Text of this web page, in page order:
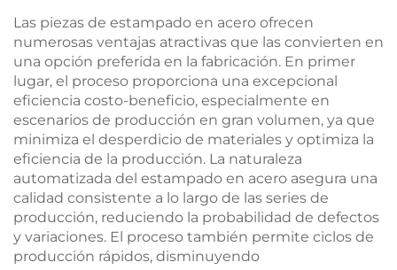
Las piezas de estampado en acero ofrecen
numerosas ventajas atractivas que las convierten en
una opción preferida en la fabricación. En primer
lugar, el proceso proporciona una excepcional
eficiencia costo-beneficio, especialmente en
escenarios de producción en gran volumen, ya que
minimiza el desperdicio de materiales y optimiza la
eficiencia de la producción. La naturaleza
automatizada del estampado en acero asegura una
calidad consistente a lo largo de las series de
producción, reduciendo la probabilidad de defectos
y variaciones. El proceso también permite ciclos de
producción rápidos, disminuyendo